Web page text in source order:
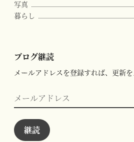
写真
暮らし
ブログ継読
メールアドレスを登録すれば、更新を
メ
ー
ル
ア
ド
レ
継読